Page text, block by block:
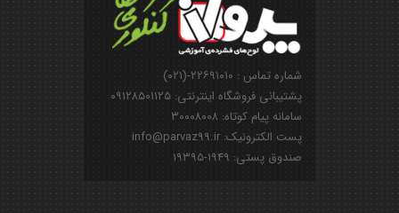
شماره تماس : ۲۲۶۹۱۰۱۰-(۰۲۱)
پشتیبانی فروشگاه اینترنتی: ۰۹۱۲۸۵۰۱۱۲۵
سامانه پیام کوتاه: ۳۰۰۰۸۰۰۸
پست الکترونیک: info@parvaz99.ir
صندوق پستی: ۱۹۴۹-۱۹۳۹۵